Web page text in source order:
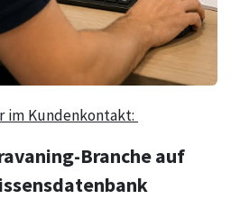
im Kundenkontakt:
Branche auf